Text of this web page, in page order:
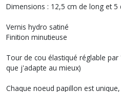
Dimensions : 12,5 cm de long et 5
Vernis hydro satiné
Finition minutieuse
Tour de cou élastiqué réglable
que j'adapte au mieux)
Chaque noeud papillon est